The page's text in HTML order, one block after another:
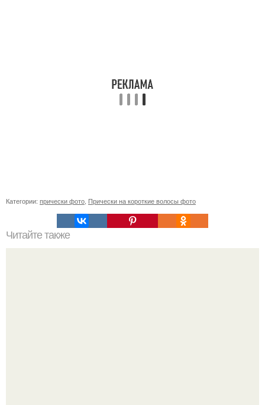
Категории: прически фото Прически на короткие волосы фото
Читайте также